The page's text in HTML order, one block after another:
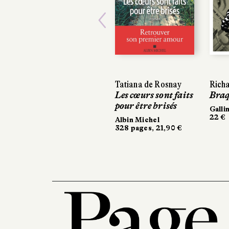
Tatiana de Rosnay
Les cœurs sont faits
pour être brisés
Albin Michel
328 pages, 21,90 €
22 €
22 €
Previous